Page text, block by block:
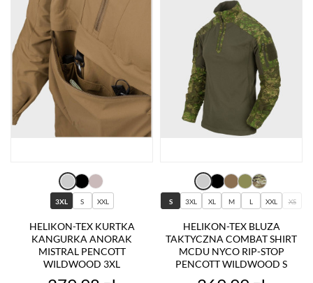
3XL S XXL
HELIKON-TEX KURTKA
KANGURKA ANORAK
MISTRAL PENCOTT
WILDWOOD 3XL
S 3XL XL M L XXL XS
HELIKON-TEX BLUZA
TAKTYCZNA COMBAT SHIRT
MCDU NYCO RIP-STOP
PENCOTT WILDWOOD S